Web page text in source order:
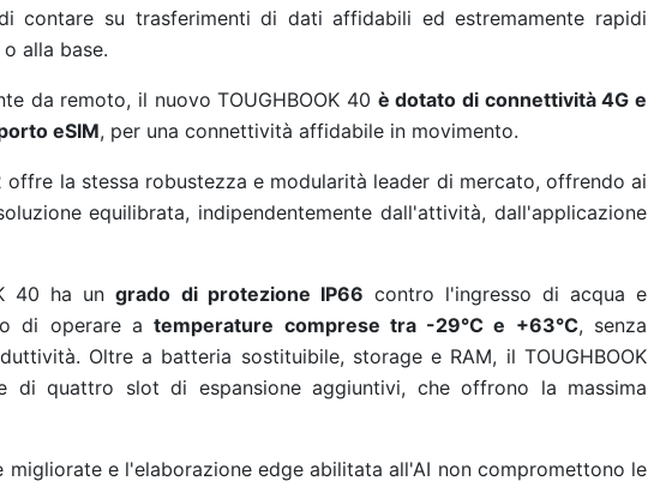
contare su trasferimenti di dati affidabili ed estremamente rapidi
alla base.
da remoto, il nuovo TOUGHBOOK 40 è dotato di connettività 4G e
eSIM, per una connettività affidabile in movimento.
offre la stessa robustezza e modularità leader di mercato, offrendo ai
equilibrata, indipendentemente dall'attività, dall'applicazione
40 ha ungrado di protezione IP66 contro l'ingresso di acqua e
di operare atemperature comprese tra -29°C e +63°C, senza
Oltre a batteria sostituibile, storage e RAM, il TOUGHBOOK
di quattro slot di espansione aggiuntivi, che offrono la massima
migliorate e l'elaborazione edge abilitata all'AI non compromettono le